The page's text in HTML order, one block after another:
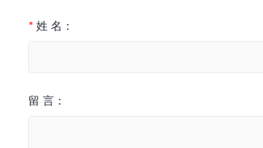
* 姓 名：
留 言：